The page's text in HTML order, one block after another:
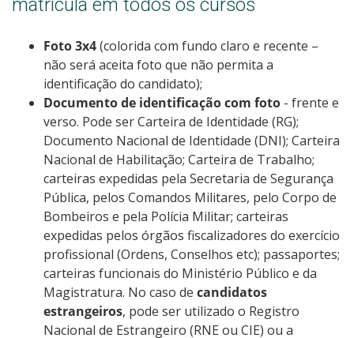
matrícula em todos os cursos
Foto 3x4(colorida com fundo claro e recente –
não será aceita foto que não permita a
identificação do candidato);
Documento de identificação com foto - frente e
verso. Pode ser Carteira de Identidade (RG);
Documento Nacional de Identidade (DNI); Carteira
Nacional de Habilitação; Carteira de Trabalho;
carteiras expedidas pela Secretaria de Segurança
Pública, pelos Comandos Militares, pelo Corpo de
Bombeiros e pela Polícia Militar; carteiras
expedidas pelos órgãos fiscalizadores do exercício
profissional (Ordens, Conselhos etc); passaportes;
carteiras funcionais do Ministério Público e da
Magistratura. No caso de candidatos
estrangeiros, pode ser utilizado o Registro
Nacional de Estrangeiro (RNE ou CIE) ou a